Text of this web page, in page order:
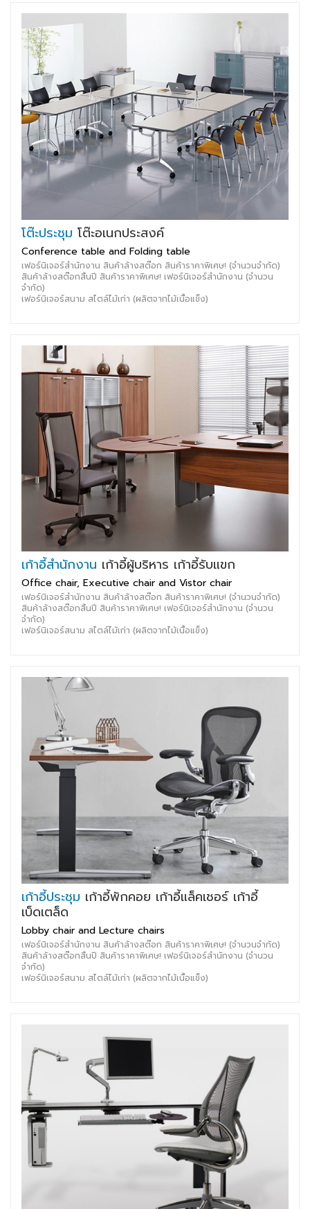
โต๊ะประชุม โต๊ะอเนกประสงค์
Conference table and Folding table
เฟอร์นิเจอร์สำนักงาน สินค้าล้างสต๊อก สินค้าราคาพิเศษ! (จำนวนจำกัด)
สินค้าล้างสต๊อกสิ้นปี สินค้าราคาพิเศษ! เฟอร์นิเจอร์สำนักงาน (จำนวน
จำกัด)
เฟอร์นิเจอร์สนาม สไตล์ไม้เก่า (ผลิตจากไม้เนื้อแข็ง)
เก้าอี้สำนักงาน เก้าอี้ผู้บริหาร เก้าอี้รับแขก
Office chair, Executive chair and Vistor chair
เฟอร์นิเจอร์สำนักงาน สินค้าล้างสต๊อก สินค้าราคาพิเศษ! (จำนวนจำกัด)
สินค้าล้างสต๊อกสิ้นปี สินค้าราคาพิเศษ! เฟอร์นิเจอร์สำนักงาน (จำนวน
จำกัด)
เฟอร์นิเจอร์สนาม สไตล์ไม้เก่า (ผลิตจากไม้เนื้อแข็ง)
เก้าอี้ประชุม เก้าอี้พักคอย เก้าอี้แล็คเชอร์ เก้าอี้
เบ็ดเตล็ด
Lobby chair and Lecture chairs
เฟอร์นิเจอร์สำนักงาน สินค้าล้างสต๊อก สินค้าราคาพิเศษ! (จำนวนจำกัด)
สินค้าล้างสต๊อกสิ้นปี สินค้าราคาพิเศษ! เฟอร์นิเจอร์สำนักงาน (จำนวน
จำกัด)
เฟอร์นิเจอร์สนาม สไตล์ไม้เก่า (ผลิตจากไม้เนื้อแข็ง)